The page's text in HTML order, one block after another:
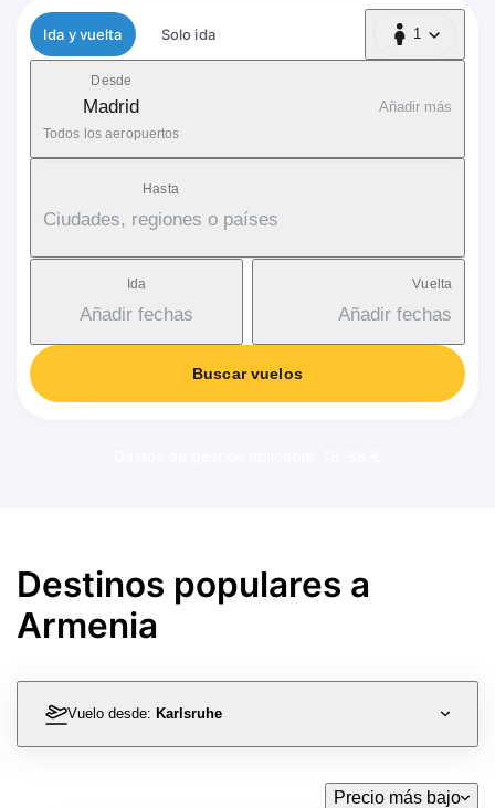
Tipo de vuelo
Ida y vuelta Solo ida 1
1 Pasajero
Desde
Madrid
Todos los aeropuertos
Añadir más
Hasta
Ciudades, regiones o países
Ida
Añadir fechas
Vuelta
Añadir fechas
Buscar vuelos
Destinos populares a
Armenia
Vuelo desde: Karlsruhe
Precio más bajo